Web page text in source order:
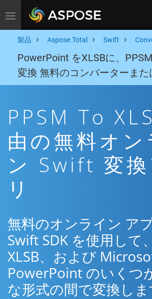
Toggle navigation
製品 Aspose.Total Swift
PowerPoint をXLSBに、
変換 無料のコンバーターまた
PPSM To
由の無料オン
ン Swift 変換
リ
無料のオンライン ア
Swift SDK を使用して
XLSB、および
PowerPoint のいくつ
な形式の間で変換しま